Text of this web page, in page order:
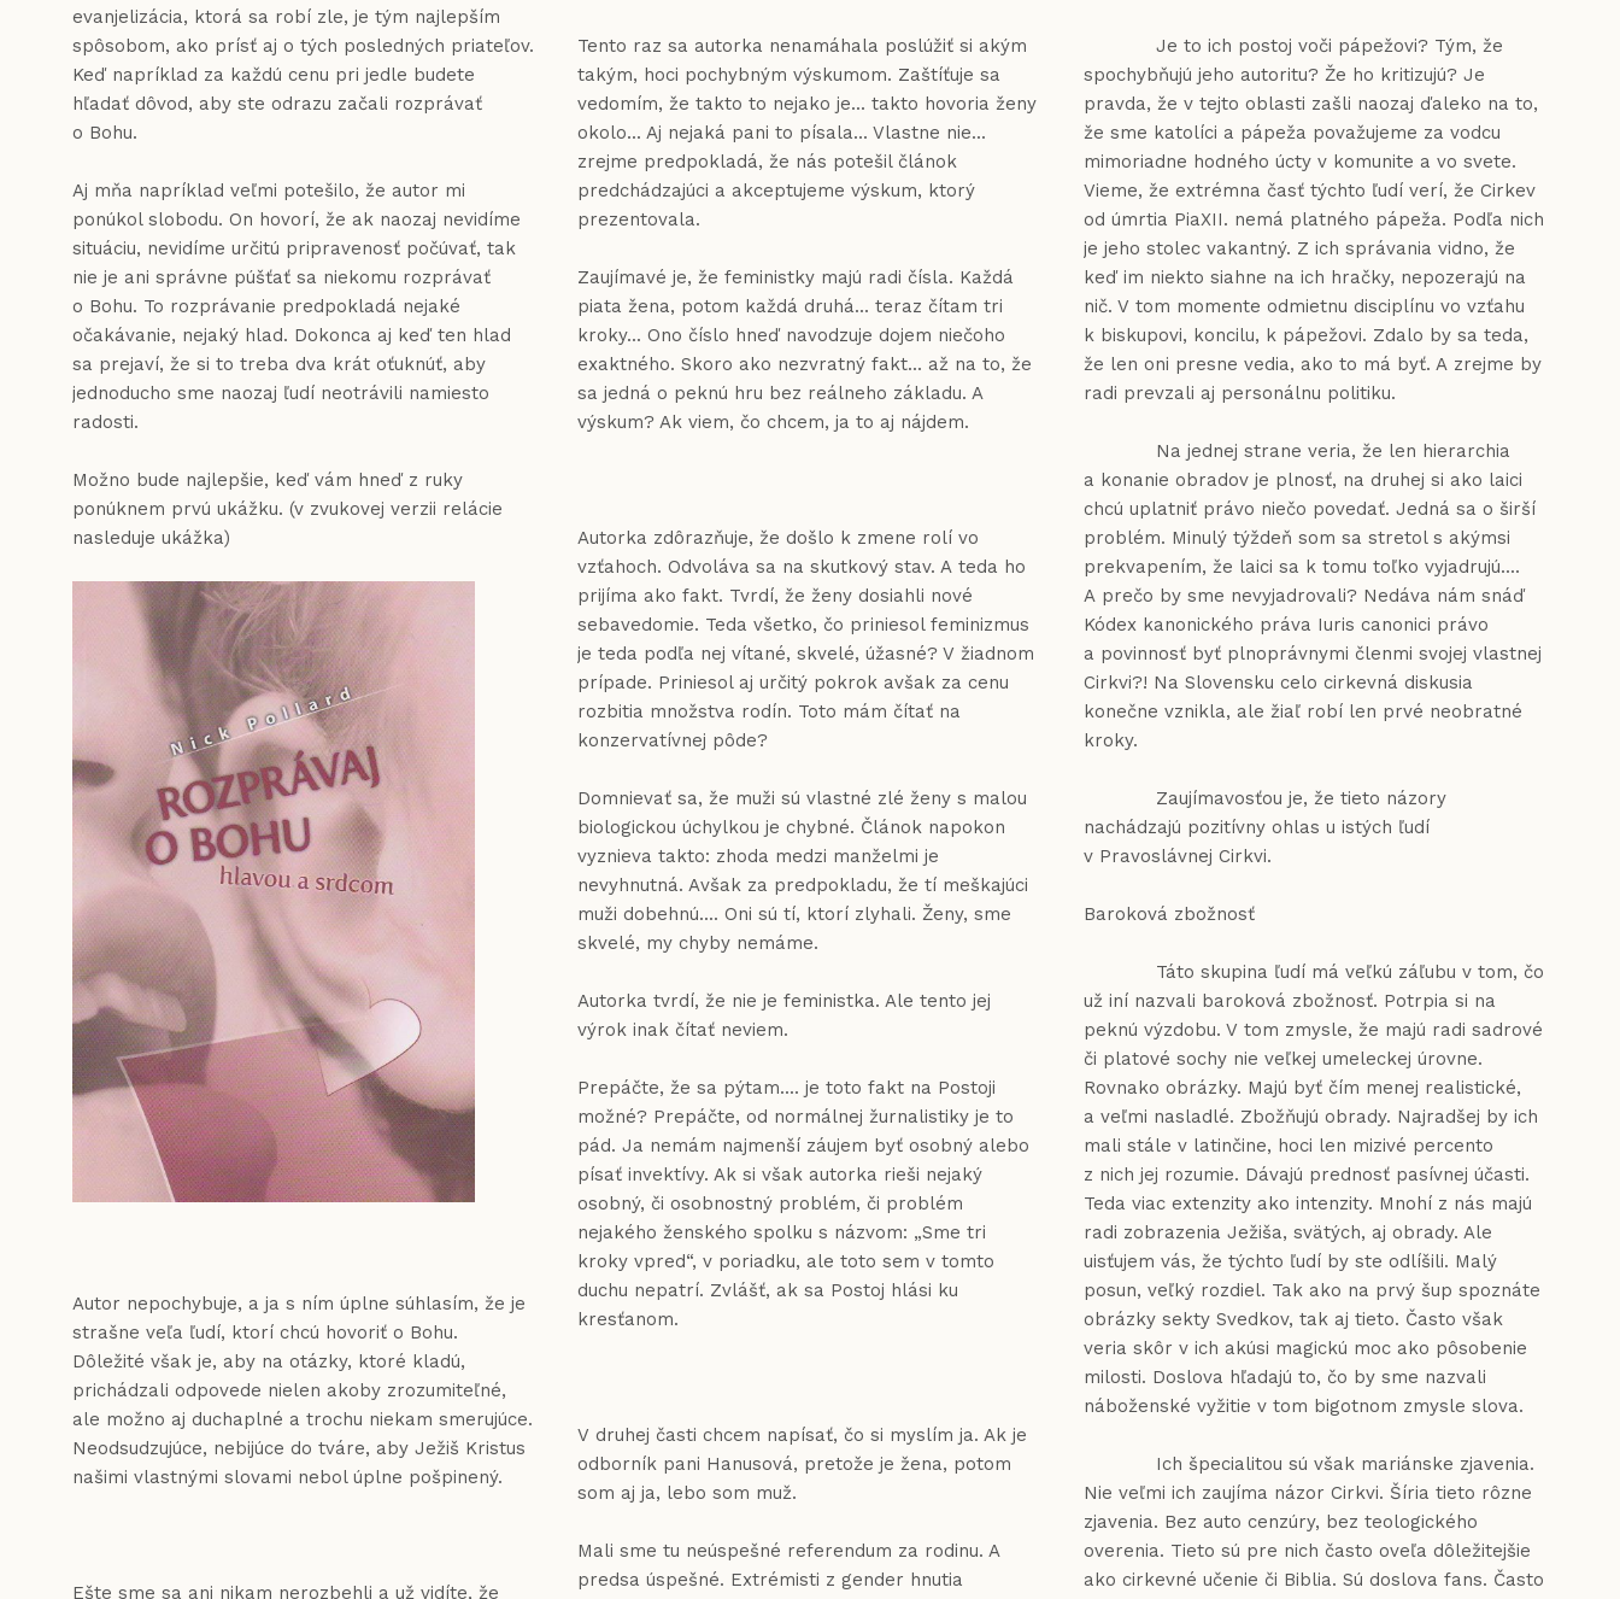
evanjelizácia, ktorá sa robí zle, je tým najlepším
spôsobom, ako prísť aj o tých posledných priateľov.
Keď napríklad za každú cenu pri jedle budete
hľadať dôvod, aby ste odrazu začali rozprávať
o Bohu.
Aj mňa napríklad veľmi potešilo, že autor mi
ponúkol slobodu. On hovorí, že ak naozaj nevidíme
situáciu, nevidíme určitú pripravenosť počúvať, tak
nie je ani správne púšťať sa niekomu rozprávať
o Bohu. To rozprávanie predpokladá nejaké
očakávanie, nejaký hlad. Dokonca aj keď ten hlad
sa prejaví, že si to treba dva krát oťuknúť, aby
jednoducho sme naozaj ľudí neotrávili namiesto
radosti.
Možno bude najlepšie, keď vám hneď z ruky
ponúknem prvú ukážku. (v zvukovej verzii relácie
nasleduje ukážka)
Autor nepochybuje, a ja s ním úplne súhlasím, že je
strašne veľa ľudí, ktorí chcú hovoriť o Bohu.
Dôležité však je, aby na otázky, ktoré kladú,
prichádzali odpovede nielen akoby zrozumiteľné,
ale možno aj duchaplné a trochu niekam smerujúce.
Neodsudzujúce, nebijúce do tváre, aby Ježiš Kristus
našimi vlastnými slovami nebol úplne pošpinený.
Ešte sme sa ani nikam nerozbehli a už vidíte, že
Tento raz sa autorka nenamáhala poslúžiť si akým
takým, hoci pochybným výskumom. Zaštíťuje sa
vedomím, že takto to nejako je... takto hovoria ženy
okolo... Aj nejaká pani to písala... Vlastne nie...
zrejme predpokladá, že nás potešil článok
predchádzajúci a akceptujeme výskum, ktorý
prezentovala.
Zaujímavé je, že feministky majú radi čísla. Každá
piata žena, potom každá druhá... teraz čítam tri
kroky... Ono číslo hneď navodzuje dojem niečoho
exaktného. Skoro ako nezvratný fakt... až na to, že
sa jedná o peknú hru bez reálneho základu. A
výskum? Ak viem, čo chcem, ja to aj nájdem.
Autorka zdôrazňuje, že došlo k zmene rolí vo
vzťahoch. Odvoláva sa na skutkový stav. A teda ho
prijíma ako fakt. Tvrdí, že ženy dosiahli nové
sebavedomie. Teda všetko, čo priniesol feminizmus
je teda podľa nej vítané, skvelé, úžasné? V žiadnom
prípade. Priniesol aj určitý pokrok avšak za cenu
rozbitia množstva rodín. Toto mám čítať na
konzervatívnej pôde?
Domnievať sa, že muži sú vlastné zlé ženy s malou
biologickou úchylkou je chybné. Článok napokon
vyznieva takto: zhoda medzi manželmi je
nevyhnutná. Avšak za predpokladu, že tí meškajúci
muži dobehnú.... Oni sú tí, ktorí zlyhali. Ženy, sme
skvelé, my chyby nemáme.
Autorka tvrdí, že nie je feministka. Ale tento jej
výrok inak čítať neviem.
Prepáčte, že sa pýtam.... je toto fakt na Postoji
možné? Prepáčte, od normálnej žurnalistiky je to
pád. Ja nemám najmenší záujem byť osobný alebo
písať invektívy. Ak si však autorka rieši nejaký
osobný, či osobnostný problém, či problém
nejakého ženského spolku s názvom: „Sme tri
kroky vpred“, v poriadku, ale toto sem v tomto
duchu nepatrí. Zvlášť, ak sa Postoj hlási ku
kresťanom.
V druhej časti chcem napísať, čo si myslím ja. Ak je
odborník pani Hanusová, pretože je žena, potom
som aj ja, lebo som muž.
Mali sme tu neúspešné referendum za rodinu. A
predsa úspešné. Extrémisti z gender hnutia
Je to ich postoj voči pápežovi? Tým, že
spochybňujú jeho autoritu? Že ho kritizujú? Je
pravda, že v tejto oblasti zašli naozaj ďaleko na to,
že sme katolíci a pápeža považujeme za vodcu
mimoriadne hodného úcty v komunite a vo svete.
Vieme, že extrémna časť týchto ľudí verí, že Cirkev
od úmrtia PiaXII. nemá platného pápeža. Podľa nich
je jeho stolec vakantný. Z ich správania vidno, že
keď im niekto siahne na ich hračky, nepozerajú na
nič. V tom momente odmietnu disciplínu vo vzťahu
k biskupovi, koncilu, k pápežovi. Zdalo by sa teda,
že len oni presne vedia, ako to má byť. A zrejme by
radi prevzali aj personálnu politiku.
Na jednej strane veria, že len hierarchia
a konanie obradov je plnosť, na druhej si ako laici
chcú uplatniť právo niečo povedať. Jedná sa o širší
problém. Minulý týždeň som sa stretol s akýmsi
prekvapením, že laici sa k tomu toľko vyjadrujú....
A prečo by sme nevyjadrovali? Nedáva nám snáď
Kódex kanonického práva Iuris canonici právo
a povinnosť byť plnoprávnymi členmi svojej vlastnej
Cirkvi?! Na Slovensku celo cirkevná diskusia
konečne vznikla, ale žiaľ robí len prvé neobratné
kroky.
Zaujímavosťou je, že tieto názory
nachádzajú pozitívny ohlas u istých ľudí
v Pravoslávnej Cirkvi.
Baroková zbožnosť
Táto skupina ľudí má veľkú záľubu v tom, čo
už iní nazvali baroková zbožnosť. Potrpia si na
peknú výzdobu. V tom zmysle, že majú radi sadrové
či platové sochy nie veľkej umeleckej úrovne.
Rovnako obrázky. Majú byť čím menej realistické,
a veľmi nasladlé. Zbožňujú obrady. Najradšej by ich
mali stále v latinčine, hoci len mizivé percento
z nich jej rozumie. Dávajú prednosť pasívnej účasti.
Teda viac extenzity ako intenzity. Mnohí z nás majú
radi zobrazenia Ježiša, svätých, aj obrady. Ale
uisťujem vás, že týchto ľudí by ste odlíšili. Malý
posun, veľký rozdiel. Tak ako na prvý šup spoznáte
obrázky sekty Svedkov, tak aj tieto. Často však
veria skôr v ich akúsi magickú moc ako pôsobenie
milosti. Doslova hľadajú to, čo by sme nazvali
náboženské vyžitie v tom bigotnom zmysle slova.
Ich špecialitou sú však mariánske zjavenia.
Nie veľmi ich zaujíma názor Cirkvi. Šíria tieto rôzne
zjavenia. Bez auto cenzúry, bez teologického
overenia. Tieto sú pre nich často oveľa dôležitejšie
ako cirkevné učenie či Biblia. Sú doslova fans. Často